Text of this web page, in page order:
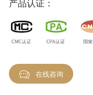
在线咨询